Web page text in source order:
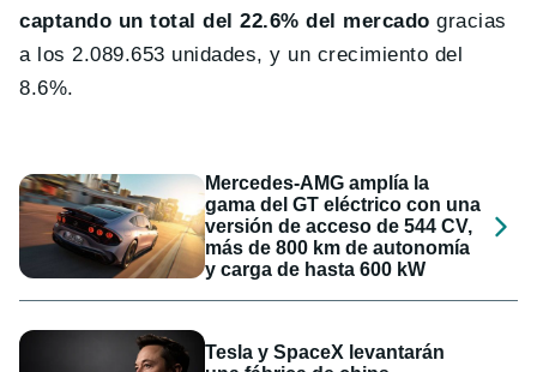
captando un total del 22.6% del mercado gracias
a los 2.089.653 unidades, y un crecimiento del
8.6%.
Mercedes-AMG amplía la
gama del GT eléctrico con una
versión de acceso de 544 CV,
más de 800 km de autonomía
y carga de hasta 600 kW
Tesla y SpaceX levantarán